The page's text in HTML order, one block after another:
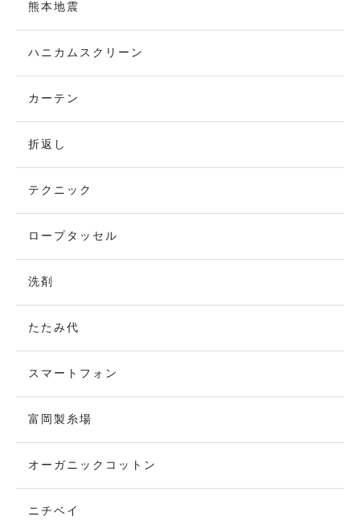
熊本地震
ハニカムスクリーン
カーテン
折返し
テクニック
ロープタッセル
洗剤
たたみ代
スマートフォン
富岡製糸場
オーガニックコットン
ニチベイ